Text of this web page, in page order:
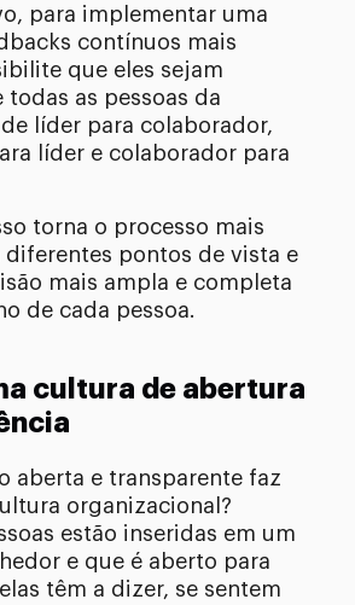
para implementar uma
contínuos mais
que eles sejam
as pessoas da
líder para colaborador,
líder e colaborador para
torna o processo mais
pontos de vista e
mais ampla e completa
de cada pessoa.
cultura de abertura
aberta e transparente faz
organizacional?
estão inseridas em um
e que é aberto para
têm a dizer, se sentem